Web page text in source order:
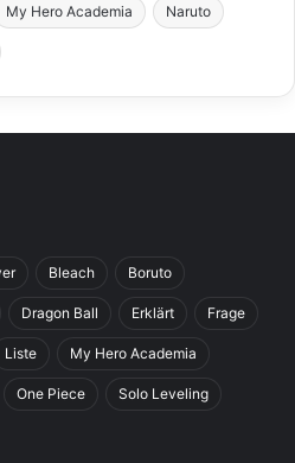
My Hero Academia Naruto
Bleach Boruto
Dragon Ball Erklärt Frage
Liste My Hero Academia
One Piece Solo Leveling